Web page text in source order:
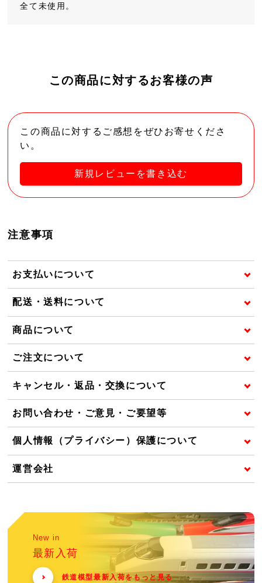
全て未使用。
この商品に対するお客様の声
この商品に対するご感想をぜひお寄せくださ
い。
新規レビューを書き込む
注意事項
お支払いについて
配送・送料について
商品について
ご注文について
キャンセル・返品・交換について
お問い合わせ・ご意見・ご要望等
個人情報（プライバシー）保護について
運営会社
New in
最新入荷
鉄道模型最新入荷をもっと見る